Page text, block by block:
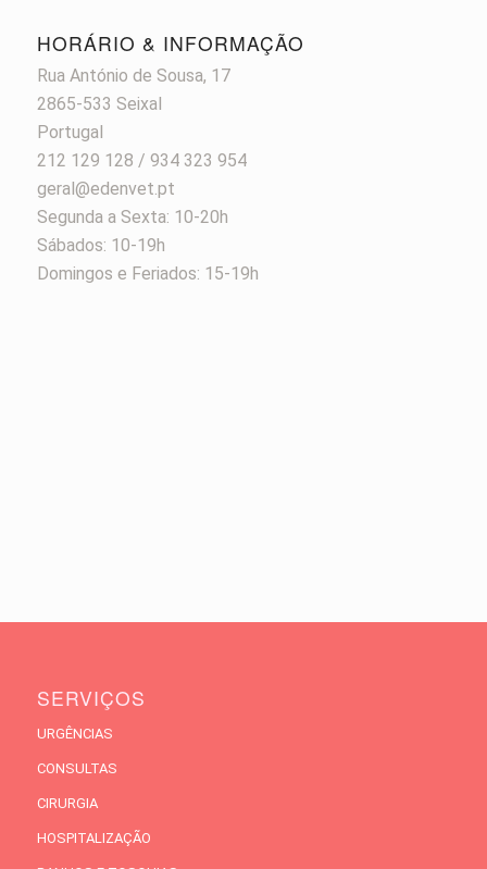
HORÁRIO & INFORMAÇÃO
Rua António de Sousa, 17
2865-533 Seixal
Portugal
212 129 128 / 934 323 954
geral@edenvet.pt
Segunda a Sexta: 10-20h
Sábados: 10-19h
Domingos e Feriados: 15-19h
SERVIÇOS
URGÊNCIAS
CONSULTAS
CIRURGIA
HOSPITALIZAÇÃO